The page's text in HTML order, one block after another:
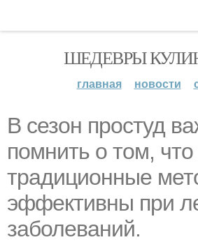
ШЕДЕВРЫ
главная новости
В сезон простуд
помнить о том,
традиционные
эффективны при
заболеваний.